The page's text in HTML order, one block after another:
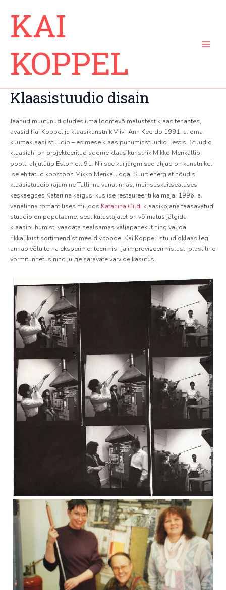
contentKAI
KOPPEL
Klaasistuudio disain
Jäänud muutunud oludes ilma loomevõimalustest klaasitehastes,
avasid Kai Koppel ja klaasikunstnik Viivi-Ann Keerdo 1991. a. oma
kuumaklaasi stuudio – esimese klaasipuhumisstuudio Eestis. Stuudio
klaasiahi on projekteeritud soome klaasikunstnik Mikko Merikallio
poolt, ahjutüüp Estomelt 91. Nii see kui järgmised ahjud on kunstnikel
ise ehitatud koostöös Mikko Merikallioga. Suurt energiat nõudis
klaasistuudio rajamine Tallinna vanalinnas, muinsuskaitsealuses
keskaegses Katariina käigus, kus ise restaureeriti ka maja. 1996. a.
vanalinna romantilises miljöös Katariina Gildi klaasikojana taasavatud
stuudio on populaarne, sest külastajatel on võimalus jälgida
klaasipuhumist, vaadata sealsamas väljapanekut ning valida
rikkalikust sortimendist meeldiv toode. Kai Koppeli stuudioklaasilegi
annab võlu tema eksperimenteerimis- ja improviseerimislust, plastiline
vormitunnetus ning julge säravate värvide kasutus.